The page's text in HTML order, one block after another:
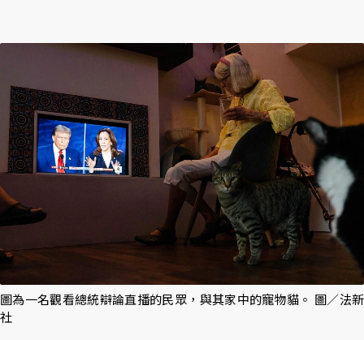
圖為一名觀看總統辯論直播的民眾，與其家中的寵物貓。 圖／法新
社